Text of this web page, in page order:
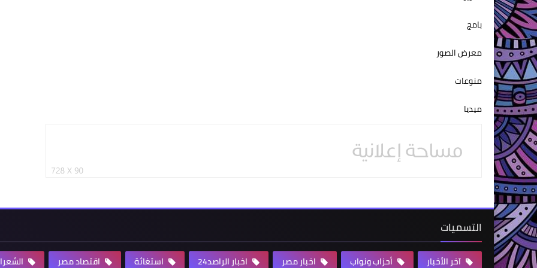
بامج
معرض الصور
منوعات
ميديا
التسميات
آخر الأخبار أحزاب ونواب اخبار مصر اخبار الراصد24 استغاثة اقتصاد مصر